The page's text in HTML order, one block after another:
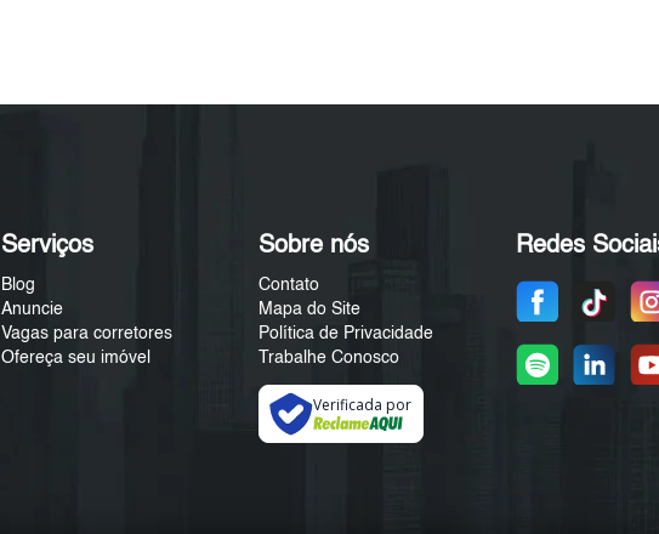
Serviços
Blog
Anuncie
Vagas para corretores
Ofereça seu imóvel
Sobre nós
Contato
Mapa do Site
Política de Privacidade
Trabalhe Conosco
Verificada por
Redes